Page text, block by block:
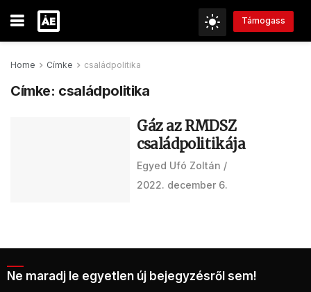
Támogass
Home Címke családpolitika
Címke: családpolitika
Gáz az RMDSZ
családpolitikája
Egyed Ufó Zoltán
2022. december 6.
Ne maradj le egyetlen új bejegyzésről sem!